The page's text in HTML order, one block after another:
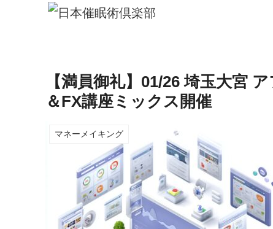
【満員御礼】01/26 埼玉大宮
＆FX講座ミックス開催
マネーメイキング